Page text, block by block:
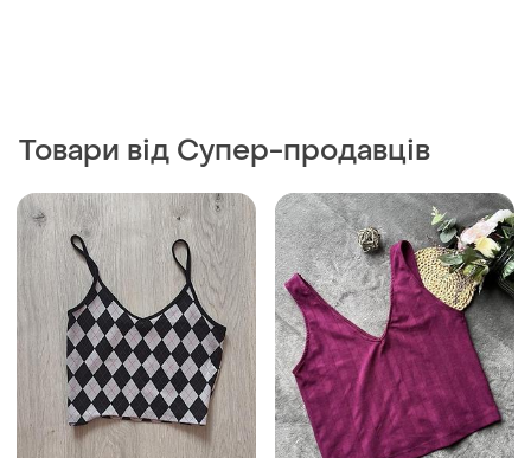
Товари від Супер-продавців